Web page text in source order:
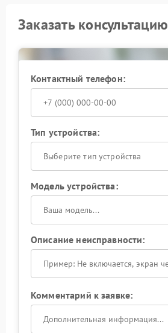
Заказать консультацию
Контактный телефон:
Тип устройства:
Выберите тип устройства
Модель устройства:
Описание неисправности:
Комментарий к заявке: